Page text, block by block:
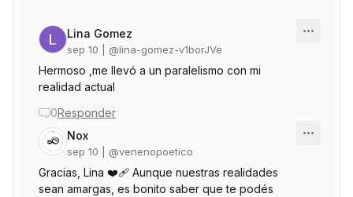
Lina Gomez
sep 10 | @lina-gomez-v1borJVe
Hermoso ,me llevó a un paralelismo con mi
realidad actual
0Responder
Nox
sep 10 | @venenopoetico
Gracias, Lina ❤️‍🩹 Aunque nuestras realidades
sean amargas, es bonito saber que te podés